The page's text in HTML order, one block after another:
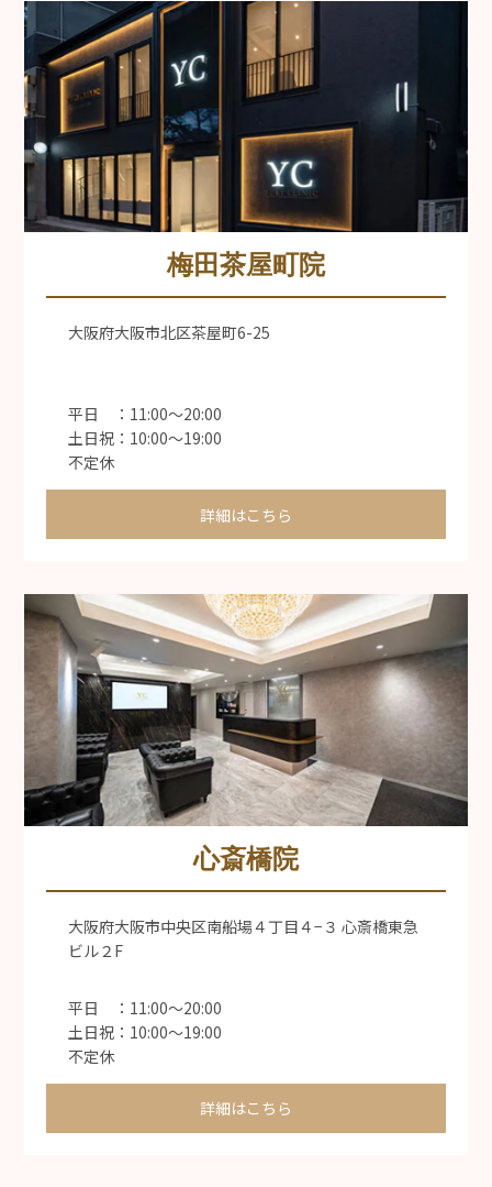
梅田茶屋町院
大阪府大阪市北区茶屋町6-25
平日 ：11:00〜20:00
土日祝：10:00〜19:00
不定休
詳細はこちら
心斎橋院
大阪府大阪市中央区南船場４丁目４−３ 心斎橋東急
ビル２F
平日 ：11:00〜20:00
土日祝：10:00〜19:00
不定休
詳細はこちら